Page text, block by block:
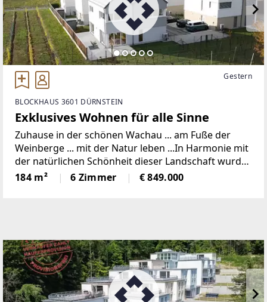
Gestern
BLOCKHAUS 3601 DÜRNSTEIN
Exklusives Wohnen für alle Sinne
Zuhause in der schönen Wachau ... am Fuße der
Weinberge ... mit der Natur leben ...In Harmonie mit
der natürlichen Schönheit dieser Landschaft wurde
dieses Einfamilienhaus in massiver Holzbauweise
errichtet.Beim Betreten dieses modernen
184 m² 6 Zimmer € 849.000